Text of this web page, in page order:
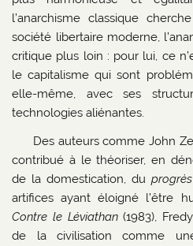
l’anarchisme classique
société libertaire moderne,
critique plus loin : pour lui, ce
le capitalisme qui sont
elle-même, avec ses
technologies aliénantes.
Des auteurs comme John
contribué à le théoriser, en
de la domestication, du progrès
artifices ayant éloigné l’être
Contre le Léviathan(1983),
de la civilisation comme